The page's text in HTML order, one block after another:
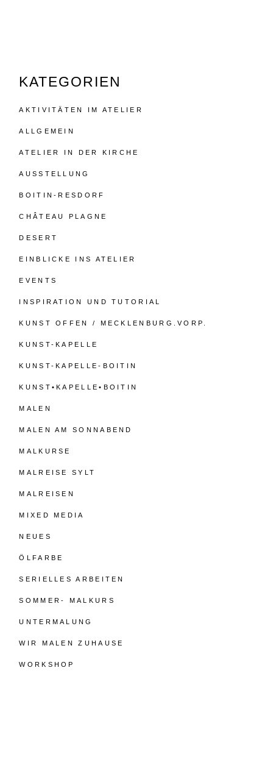
KATEGORIEN
AKTIVITÄTEN IM ATELIER
ALLGEMEIN
ATELIER IN DER KIRCHE
AUSSTELLUNG
BOITIN-RESDORF
CHÂTEAU PLAGNE
DESERT
EINBLICKE INS ATELIER
EVENTS
INSPIRATION UND TUTORIAL
KUNST OFFEN / MECKLENBURG.VORP.
KUNST-KAPELLE
KUNST-KAPELLE-BOITIN
KUNST•KAPELLE•BOITIN
MALEN
MALEN AM SONNABEND
MALKURSE
MALREISE SYLT
MALREISEN
MIXED MEDIA
NEUES
ÖLFARBE
SERIELLES ARBEITEN
SOMMER- MALKURS
UNTERMALUNG
WIR MALEN ZUHAUSE
WORKSHOP